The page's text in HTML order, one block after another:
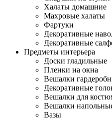
Халаты домашние
Махровые халаты
Фартуки
Декоративные
Декоративные
Предметы интерьера
Доски гладильные
Пленки на окна
Вешалки
Декоративные
Вешалки для
Вешалки
Вазы